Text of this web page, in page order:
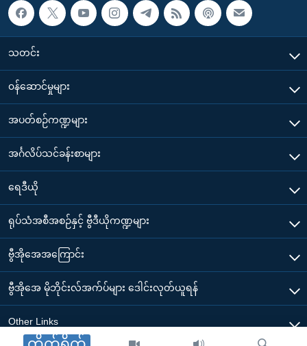
သတင်း
၀န်ဆောင်မှုများ
အပတ်စဉ်ကဏ္ဍများ
အင်္ဂလိပ်သင်ခန်းစာများ
ရေဒီယို
ရုပ်သံအစီအစဉ်နှင့် ဗွီဒီယိုကဏ္ဍများ
ဗွီအိုအေအကြောင်း
ဗွီအိုအေ မိုဘိုင်းလ်အက်ပ်များ ဒေါင်းလုတ်ယူရန်
Other Links